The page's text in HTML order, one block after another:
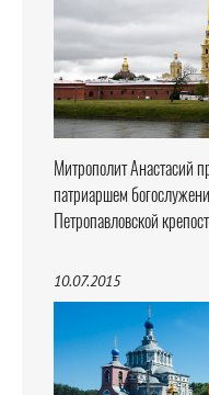
Митрополит Анастасий
патриаршем
Петропавловской
10.07.2015